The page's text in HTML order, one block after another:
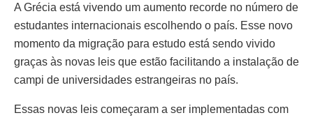
A Grécia está vivendo um aumento recorde no número de
estudantes internacionais escolhendo o país. Esse novo
momento da migração para estudo está sendo vivido
graças às novas leis que estão facilitando a instalação de
campi de universidades estrangeiras no país.
Essas novas leis começaram a ser implementadas com